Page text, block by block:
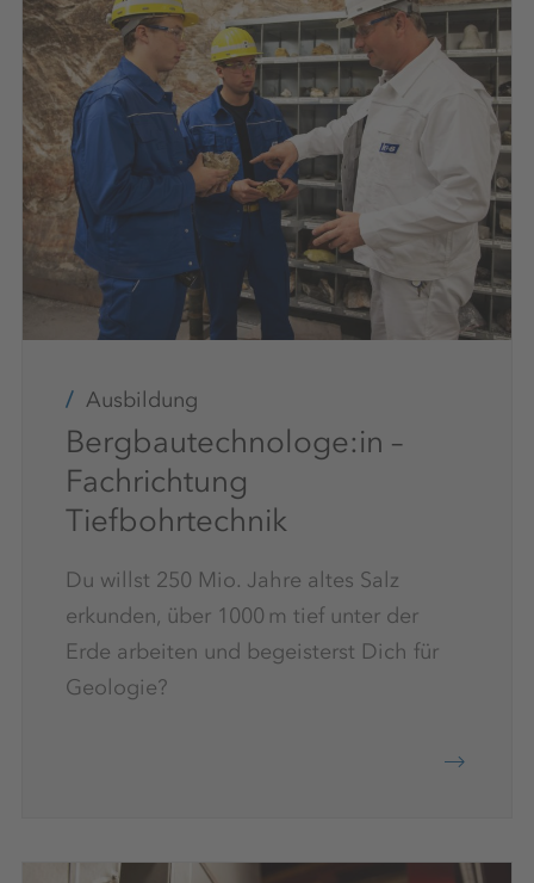
Ausbildung
Bergbautechnologe:in –
Fachrichtung
Tiefbohrtechnik
Du willst 250 Mio. Jahre altes Salz
erkunden, über 1000 m tief unter der
Erde arbeiten und begeisterst Dich für
Geologie?